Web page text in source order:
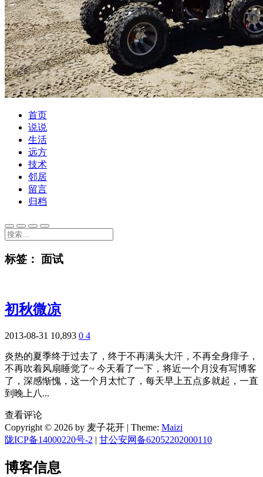
首页
说说
生活
远方
技术
邻居
留言
归档
标签： 面试
初秋微凉
2013-08-31 10,893 0 4
炎热的夏季终于过去了，终于不再满头大汗，不再全身痱子，
不再吹着风扇睡觉了~ 今天看了一下，将近一个月没有写博客
了，深感惭愧，这一个月太忙了，每天早上五点多就起，一直
到晚上八...
查看评论
Copyright © 2026 by 麦子花开 | Theme: Maizi
陇ICP备14000220号-2 | 甘公安网备62052202000110
博客信息